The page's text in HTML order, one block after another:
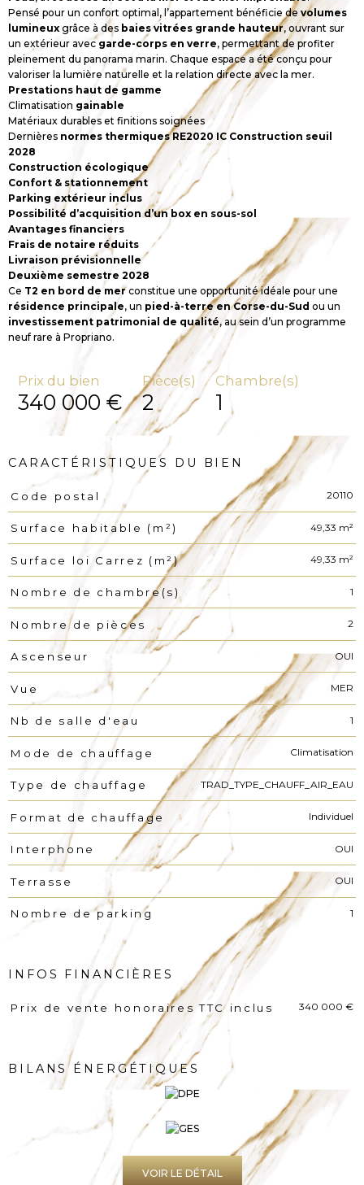
Pensé pour un confort optimal, l’appartement bénéficie de volumes
lumineuxgrâce à des baies vitrées grande hauteur, ouvrant sur
un extérieur avec garde-corps en verre, permettant de profiter
pleinement du panorama marin. Chaque espace a été conçu pour
valoriser la lumière naturelle et la relation directe avec la mer.
Prestations haut de gamme
Climatisation gainable
Matériaux durables et finitions soignées
Dernières normes thermiques RE2020 IC Construction seuil
2028
Construction écologique
Confort & stationnement
Parking extérieur inclus
Possibilité d’acquisition d’un box en sous-sol
Avantages financiers
Frais de notaire réduits
Livraison prévisionnelle
Deuxième semestre 2028
Ce T2 en bord de merconstitue une opportunité idéale pour une
résidence principale, un pied-à-terre en Corse-du-Sud ou un
investissement patrimonial de qualité, au sein d’un programme
neuf rare à Propriano.
Prix du bien
340 000 €
Pièce(s)
2
Chambre(s)
1
CARACTÉRISTIQUES DU BIEN
Caractéristiques Valeurs
Code postal 20110
Surface habitable (m²) 49,33 m²
Surface loi Carrez (m²) 49,33 m²
Nombre de chambre(s) 1
Nombre de pièces 2
Ascenseur OUI
Vue MER
Nb de salle d'eau 1
Mode de chauffage Climatisation
Type de chauffage TRAD_TYPE_CHAUFF_AIR_EAU
Format de chauffage Individuel
Interphone OUI
Terrasse OUI
Nombre de parking 1
INFOS FINANCIÈRES
Caractéristiques Valeurs
Prix de vente honoraires TTC inclus 340 000 €
BILANS ÉNERGÉTIQUES
VOIR LE DÉTAIL